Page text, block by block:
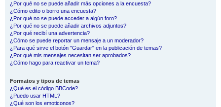
¿Por qué no se puede añadir más opciones a la encuesta?
¿Cómo edito o borro una encuesta?
¿Por qué no se puede acceder a algún foro?
¿Por qué no se puede añadir archivos adjuntos?
¿Por qué recibí una advertencia?
¿Cómo se puede reportar un mensaje a un moderador?
¿Para qué sirve el botón "Guardar" en la publicación de temas?
¿Por qué mis mensajes necesitan ser aprobados?
¿Cómo hago para reactivar un tema?
Formatos y tipos de temas
¿Qué es el código BBCode?
¿Puedo usar HTML?
¿Qué son los emoticonos?